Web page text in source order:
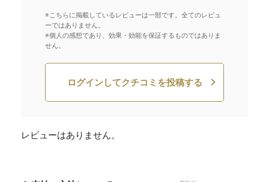
※こちらに掲載しているレビューは一部です。全てのレビュ
ーではありません。
※個人の感想であり、効果・効能を保証するものではありま
せん。
ログインしてクチコミを投稿する
レビューはありません。